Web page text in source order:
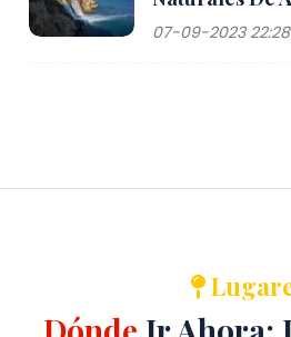
07-09-2023 22:28